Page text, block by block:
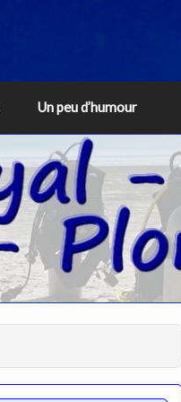
Un peu d’humour